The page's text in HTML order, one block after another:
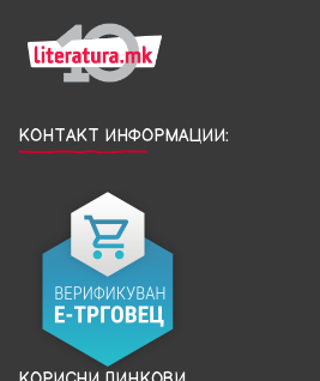
КОНТАКТ ИНФОРМАЦИИ: